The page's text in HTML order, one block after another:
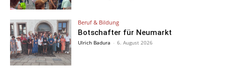
Beruf & Bildung
Botschafter für Neumarkt
Ulrich Badura - 6. August 2026